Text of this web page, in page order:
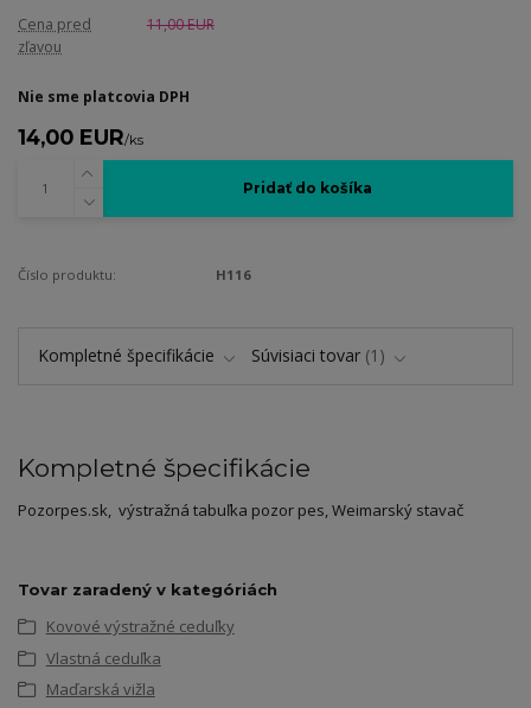
Cena pred
zľavou
11,00 EUR
Nie sme platcovia DPH
14,00 EUR/ks
Pridať do košíka
Číslo produktu: H116
Kompletné špecifikácie Súvisiaci tovar 1
Kompletné špecifikácie
Pozorpes.sk, výstražná tabuľka pozor pes, Weimarský stavač
Tovar zaradený v kategóriách
Kovové výstražné ceduľky
Vlastná ceduľka
Maďarská vižla